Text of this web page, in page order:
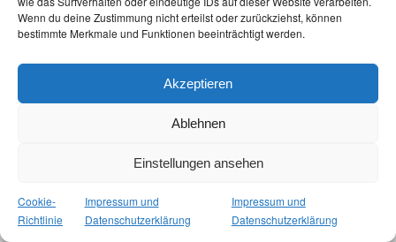
Wenn du deine Zustimmung nicht erteilst oder zurückziehst, können
bestimmte Merkmale und Funktionen beeinträchtigt werden.
Akzeptieren
Ablehnen
Einstellungen ansehen
Cookie-
Richtlinie
Impressum und
Datenschutzerklärung
Impressum und
Datenschutzerklärung
P.S.: Für die Lesung nehme ich Wünsche entgegen.
Setze ein Lesezeichen für denPermalink.
Impressum und Datenschutzerklärung Stolz präsentiert von WordPress